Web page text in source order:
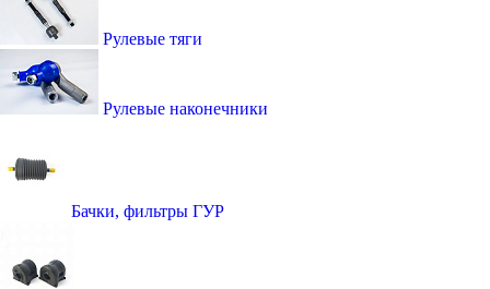
Рулевые тяги
Рулевые наконечники
Бачки, фильтры ГУР